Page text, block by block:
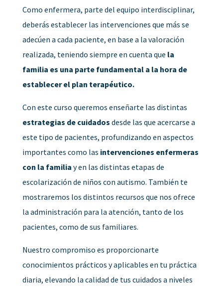
Como enfermera, parte del equipo interdisciplinar,
deberás establecer las intervenciones que más se
adecúen a cada paciente, en base a la valoración
realizada, teniendo siempre en cuenta que la
familia es una parte fundamental a la hora de
establecer el plan terapéutico.
Con este curso queremos enseñarte las distintas
estrategias de cuidados desde las que acercarse a
este tipo de pacientes, profundizando en aspectos
importantes como las intervenciones enfermeras
con la familia y en las distintas etapas de
escolarización de niños con autismo. También te
mostraremos los distintos recursos que nos ofrece
la administración para la atención, tanto de los
pacientes, como de sus familiares.
Nuestro compromiso es proporcionarte
conocimientos prácticos y aplicables en tu práctica
diaria, elevando la calidad de tus cuidados a niveles